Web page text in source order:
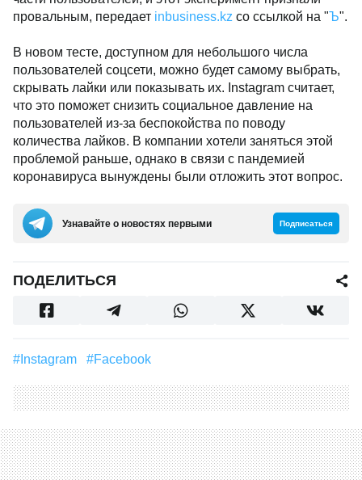
провальным, передает inbusiness.kz со ссылкой на "Ъ".
В новом тесте, доступном для небольшого числа
пользователей соцсети, можно будет самому выбрать,
скрывать лайки или показывать их. Instagram считает,
что это поможет снизить социальное давление на
пользователей из-за беспокойства по поводу
количества лайков. В компании хотели заняться этой
проблемой раньше, однако в связи с пандемией
коронавируса вынуждены были отложить этот вопрос.
Узнавайте о новостях первыми Подписаться
ПОДЕЛИТЬСЯ
#Instagram #Facebook